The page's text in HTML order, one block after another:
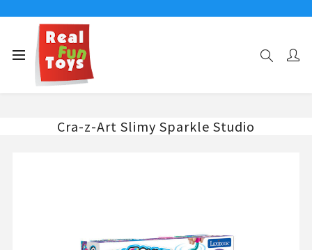
Αρχική σελίδα
ΧΕΙΡΟΤΕΧΝΙΑ-ΖΩΓΡΑΦΙΚΗ-ΟΜΟΡΦΙΑ
ΧΕΙΡΟΤΕΧΝΙΑ
Cra-z-Art Slimy Sparkle Studio